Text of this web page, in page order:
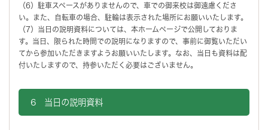
（6）駐車スペースがありませんので、車での御来校は御遠慮くださ
い。また、自転車の場合、駐輪は表示された場所にお願いいたします。
（7）当日の説明資料については、本ホームページで公開しておりま
す。当日、限られた時間での説明になりますので、事前に御覧いただい
てから参加いただきますようお願いいたします。なお、当日も資料は配
付いたしますので、持参いただく必要はございません。
6 当日の説明資料